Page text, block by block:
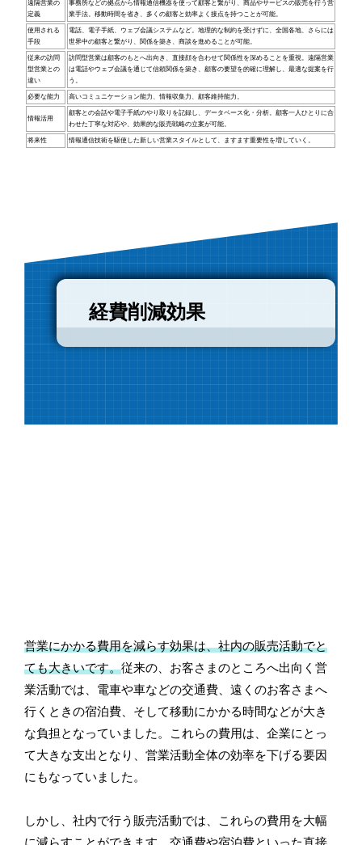
遠隔営業の
定義
事務所などの拠点から情報通信機器を使って顧客と繋がり、商品やサービスの販売を行う営
業手法。移動時間を省き、多くの顧客と効率よく接点を持つことが可能。
使用される
手段
電話、電子手紙、ウェブ会議システムなど。地理的な制約を受けずに、全国各地、さらには
世界中の顧客と繋がり、関係を築き、商談を進めることが可能。
従来の訪問
型営業との
違い
訪問型営業は顧客のもとへ出向き、直接顔を合わせて関係性を深めることを重視。遠隔営業
は電話やウェブ会議を通じて信頼関係を築き、顧客の要望を的確に理解し、最適な提案を行
う。
必要な能力 高いコミュニケーション能力、情報収集力、顧客維持能力。
情報活用
顧客との会話や電子手紙のやり取りを記録し、データベース化・分析。顧客一人ひとりに合
わせた丁寧な対応や、効果的な販売戦略の立案が可能。
将来性 情報通信技術を駆使した新しい営業スタイルとして、ますます重要性を増していく。
経費削減効果
営業にかかる費用を減らす効果は、社内の販売活動でと
ても大きいです。従来の、お客さまのところへ出向く営
業活動では、電車や車などの交通費、遠くのお客さまへ
行くときの宿泊費、そして移動にかかる時間などが大き
な負担となっていました。これらの費用は、企業にとっ
て大きな支出となり、営業活動全体の効率を下げる要因
にもなっていました。
しかし、社内で行う販売活動では、これらの費用を大幅